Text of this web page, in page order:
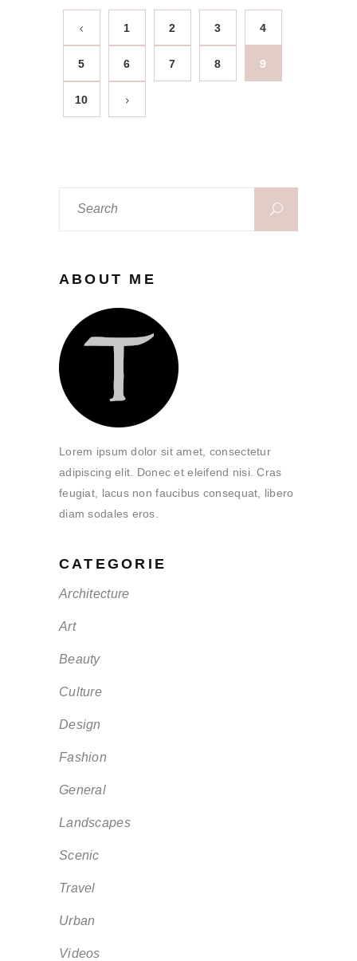
1 2 3 4
5 6 7 8 9
10
ABOUT ME
Lorem ipsum dolor sit amet, consectetur
adipiscing elit. Donec et eleifend nisi. Cras
feugiat, lacus non faucibus consequat, libero
diam sodales eros.
CATEGORIE
Architecture
Art
Beauty
Culture
Design
Fashion
General
Landscapes
Scenic
Travel
Urban
Videos